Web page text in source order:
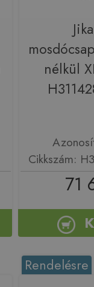
nélkül
Cikkszám:
71
Rendelésre